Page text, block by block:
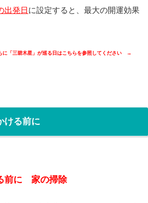
出発日 に設定すると、最大の開運効果
に「三碧木星」が巡る日はこちらを参照してください →
ける前に
前に 家の掃除